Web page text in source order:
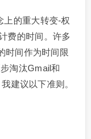
上的重大转变-权
费的时间。许多
时间作为时间限
淘汰Gmail和
建议以下准则。